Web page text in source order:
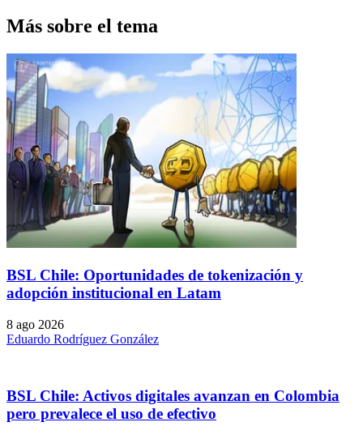
Más sobre el tema
BSL Chile: Oportunidades de tokenización y
adopción institucional en Latam
8 ago 2026
Eduardo Rodríguez González
BSL Chile: Activos digitales avanzan en Colombia
pero prevalece el uso de efectivo